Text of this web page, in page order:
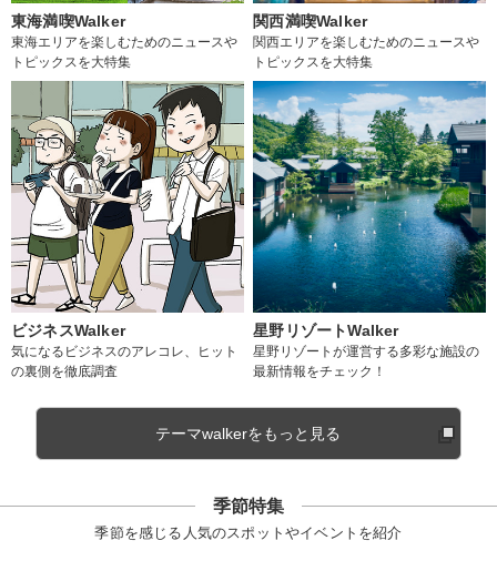
東海満喫Walker
東海エリアを楽しむためのニュースや
トピックスを大特集
関西満喫Walker
関西エリアを楽しむためのニュースや
トピックスを大特集
ビジネスWalker
気になるビジネスのアレコレ、ヒット
の裏側を徹底調査
星野リゾートWalker
星野リゾートが運営する多彩な施設の
最新情報をチェック！
テーマwalkerをもっと見る
季節特集
季節を感じる人気のスポットやイベントを紹介